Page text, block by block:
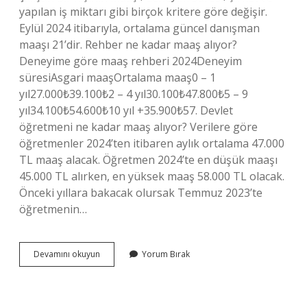
yapılan iş miktarı gibi birçok kritere göre değişir.
Eylül 2024 itibarıyla, ortalama güncel danışman
maaşı 21’dir. Rehber ne kadar maaş alıyor?
Deneyime göre maaş rehberi 2024Deneyim
süresiAsgari maaşOrtalama maaş0 – 1
yıl27.000₺39.100₺2 – 4 yıl30.100₺47.800₺5 – 9
yıl34.100₺54.600₺10 yıl +35.900₺57. Devlet
öğretmeni ne kadar maaş alıyor? Verilere göre
öğretmenler 2024’ten itibaren aylık ortalama 47.000
TL maaş alacak. Öğretmen 2024’te en düşük maaşı
45.000 TL alırken, en yüksek maaş 58.000 TL olacak.
Önceki yıllara bakacak olursak Temmuz 2023’te
öğretmenin…
Devamını okuyun
Öğretmeni
Yorum Bırak